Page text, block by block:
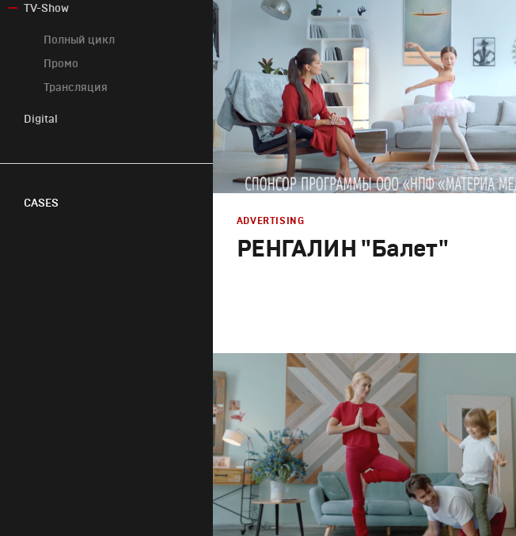
Брендинг телеканалов
Брендинг в кино
Моушн-дизайн
Продакшн
Sport
Documentary
Feature
Promo
TV-Show
Полный цикл
Промо
Трансляция
Digital
CASES
Графический дизайн ,Моушн-дизайн,
РЕНГАЛИН "Балет"
Креатив Продакшн
ADVERTISING